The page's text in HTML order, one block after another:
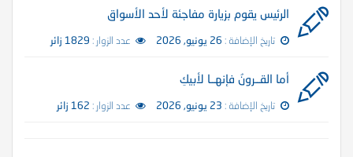
الرئيس يقوم بزيارة مفاجئة لأحد الأسواق
تاريخ الإضافة : 26 يونيو, 2026 عدد الزوار : 1829 زائر
أما القــرونُ فإنهــا لأبيكِ
تاريخ الإضافة : 23 يونيو, 2026 عدد الزوار : 162 زائر